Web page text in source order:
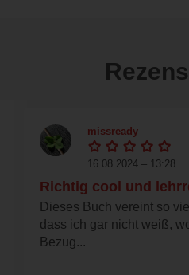
missready
16.08.2024 – 13:28
Richtig cool und
Dieses Buch vereint so
dass ich gar nicht weiß,
Bezug...